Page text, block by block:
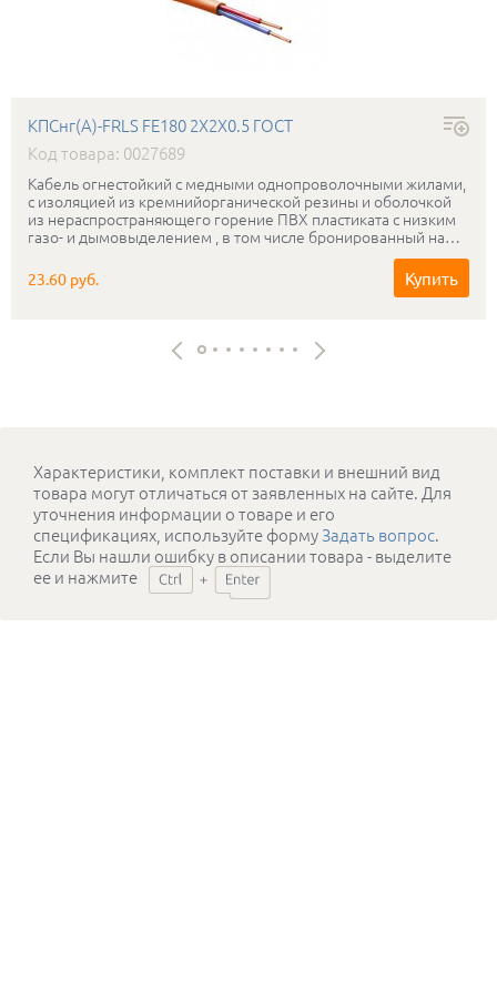
КПСнг(А)-FRLS FE180 2Х2Х0.5 ГОСТ
Код товара: 0027689
Кабель огнестойкий с медными однопроволочными жилами,
с изоляцией из кремнийорганической резины и оболочкой
из нераспространяющего горение ПВХ пластиката с низким
газо- и дымовыделением , в том числе бронированный на
работоспособность в условиях открытого пламени в течении
180мин.
23.60 руб. Купить
Характеристики, комплект поставки и внешний вид
товара могут отличаться от заявленных на сайте. Для
уточнения информации о товаре и его
спецификациях, используйте формуЗадать вопрос.
Если Вы нашли ошибку в описании товара - выделите
ее и нажмите